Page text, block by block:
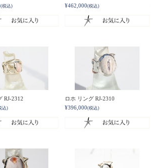
(税込)
¥462,000(税込)
RJ-2312
込)
ロホ リング RJ-2310
¥396,000(税込)